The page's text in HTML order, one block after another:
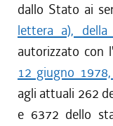
dallo Stato ai
lettera a),
autorizzato con l'
12 giugno
agli attuali 262
e 6372 dello